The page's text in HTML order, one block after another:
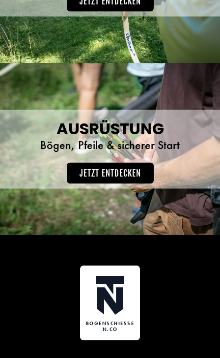
AUSRÜSTUNG
Bögen, Pfeile & sicherer Start
JETZT ENTDECKEN
BOGENSCHIESSE
N.CO